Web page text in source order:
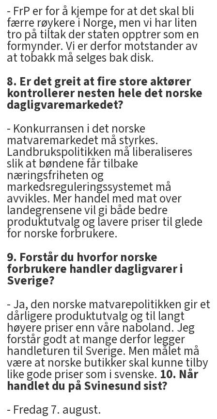
- FrP er for å kjempe for at det skal bli
færre røykere i Norge, men vi har liten
tro på tiltak der staten opptrer som en
formynder. Vi er derfor motstander av
at tobakk må selges bak disk.
8. Er det greit at fire store aktører
kontrollerer nesten hele det norske
dagligvaremarkedet?
- Konkurransen i det norske
matvaremarkedet må styrkes.
Landbrukspolitikken må liberaliseres
slik at bøndene får tilbake
næringsfriheten og
markedsreguleringssystemet må
avvikles. Mer handel med mat over
landegrensene vil gi både bedre
produktutvalg og lavere priser til glede
for norske forbrukere.
9. Forstår du hvorfor norske
forbrukere handler dagligvarer i
Sverige?
- Ja, den norske matvarepolitikken gir et
dårligere produktutvalg og til langt
høyere priser enn våre naboland. Jeg
forstår godt at mange derfor legger
handleturen til Sverige. Men målet må
være at norske butikker skal kunne tilby
like gode priser som i svenske. 10. Når
handlet du på Svinesund sist?
- Fredag 7. august.